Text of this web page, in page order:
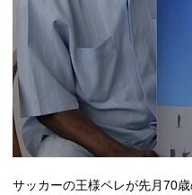
サッカーの王様ペレが先月70